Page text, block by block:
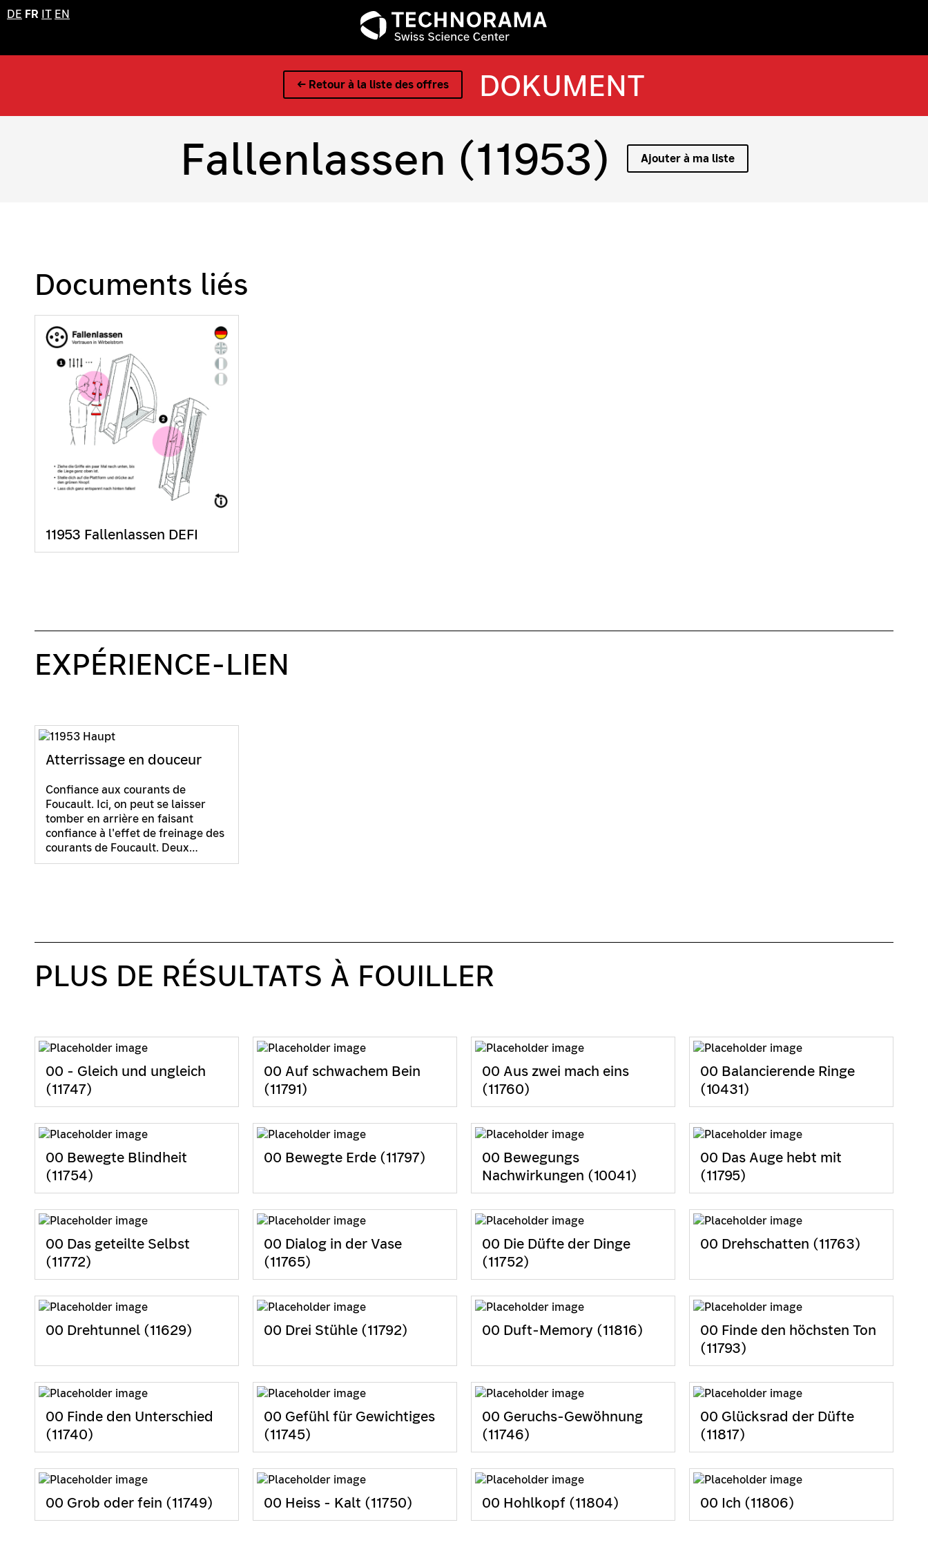
DE FR IT EN
← Retour à la liste des offres DOKUMENT
Fallenlassen (11953) Ajouter à ma liste
Documents liés
11953 Fallenlassen DEFI
EXPÉRIENCE-LIEN
Atterrissage en douceur
Confiance aux courants de
Foucault. Ici, on peut se laisser
tomber en arrière en faisant
confiance à l'effet de freinage des
courants de Foucault. Deux…
PLUS DE RÉSULTATS À FOUILLER
00 - Gleich und ungleich
(11747)
00 Auf schwachem Bein
(11791)
00 Aus zwei mach eins
(11760)
00 Balancierende Ringe
(10431)
00 Bewegte Blindheit
(11754)
00 Bewegte Erde (11797)
00 Bewegungs
Nachwirkungen (10041)
00 Das Auge hebt mit
(11795)
00 Das geteilte Selbst
(11772)
00 Dialog in der Vase
(11765)
00 Die Düfte der Dinge
(11752)
00 Drehschatten (11763)
00 Drehtunnel (11629) 00 Drei Stühle (11792) 00 Duft-Memory (11816)
00 Finde den höchsten Ton
(11793)
00 Finde den Unterschied
(11740)
00 Gefühl für Gewichtiges
(11745)
00 Geruchs-Gewöhnung
(11746)
00 Glücksrad der Düfte
(11817)
00 Grob oder fein (11749) 00 Heiss - Kalt (11750) 00 Hohlkopf (11804) 00 Ich (11806)